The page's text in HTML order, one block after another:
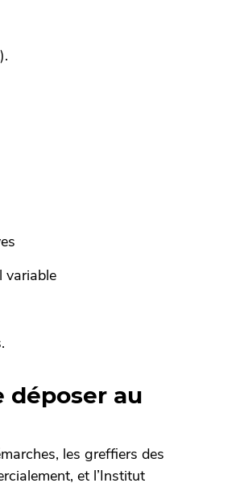
variable
déposer au
les greffiers des
et l’Institut